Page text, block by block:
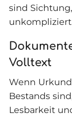
sind
Volltext
Wenn
Bestands
Lesbarkeit